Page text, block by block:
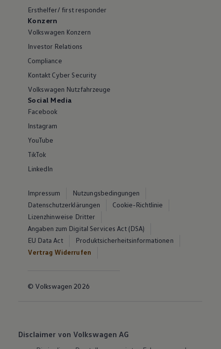
Ersthelfer/ first responder
Konzern
Volkswagen Konzern
Investor Relations
Compliance
Kontakt Cyber Security
Volkswagen Nutzfahrzeuge
Social Media
Facebook
Instagram
YouTube
TikTok
LinkedIn
Impressum
Nutzungsbedingungen
Datenschutzerklärungen
Cookie-Richtlinie
Lizenzhinweise Dritter
Angaben zum Digital Services Act (DSA)
EU Data Act
Produktsicherheitsinformationen
Vertrag Widerrufen
© Volkswagen 2026
Disclaimer von Volkswagen AG